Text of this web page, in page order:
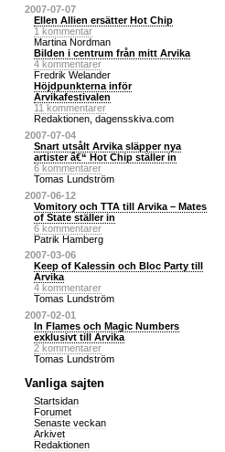
2007-07-07
Ellen Allien ersätter Hot Chip
1 kommentar
Martina Nordman
Bilden i centrum från mitt Arvika
4 kommentarer
Fredrik Welander
Höjdpunkterna inför
Arvikafestivalen
11 kommentarer
Redaktionen, dagensskiva.com
2007-07-04
Snart utsålt Arvika släpper nya
artister â€“ Hot Chip ställer in
6 kommentarer
Tomas Lundström
2007-06-12
Vomitory och TTA till Arvika – Mates
of State ställer in
6 kommentarer
Patrik Hamberg
2007-03-06
Keep of Kalessin och Bloc Party till
Arvika
4 kommentarer
Tomas Lundström
2007-02-01
In Flames och Magic Numbers
exklusivt till Arvika
2 kommentarer
Tomas Lundström
Vanliga sajten
Startsidan
Forumet
Senaste veckan
Arkivet
Redaktionen